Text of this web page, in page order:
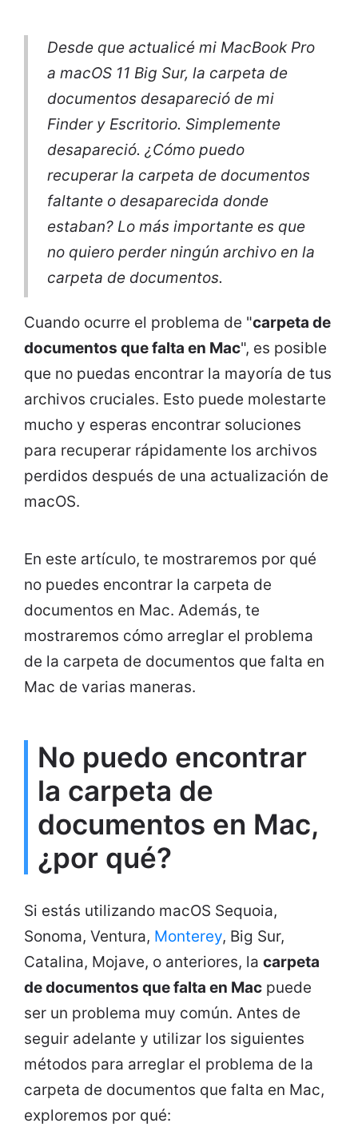
Desde que actualicé mi MacBook Pro
a macOS 11 Big Sur, la carpeta de
documentos desapareció de mi
Finder y Escritorio. Simplemente
desapareció. ¿Cómo puedo
recuperar la carpeta de documentos
faltante o desaparecida donde
estaban? Lo más importante es que
no quiero perder ningún archivo en la
carpeta de documentos.
Cuando ocurre el problema de "carpeta de
documentos que falta en Mac", es posible
que no puedas encontrar la mayoría de tus
archivos cruciales. Esto puede molestarte
mucho y esperas encontrar soluciones
para recuperar rápidamente los archivos
perdidos después de una actualización de
macOS.
En este artículo, te mostraremos por qué
no puedes encontrar la carpeta de
documentos en Mac. Además, te
mostraremos cómo arreglar el problema
de la carpeta de documentos que falta en
Mac de varias maneras.
No puedo encontrar
la carpeta de
documentos en Mac,
¿por qué?
Si estás utilizando macOS Sequoia,
Sonoma, Ventura, Monterey, Big Sur,
Catalina, Mojave, o anteriores, la carpeta
de documentos que falta en Mac puede
ser un problema muy común. Antes de
seguir adelante y utilizar los siguientes
métodos para arreglar el problema de la
carpeta de documentos que falta en Mac,
exploremos por qué: